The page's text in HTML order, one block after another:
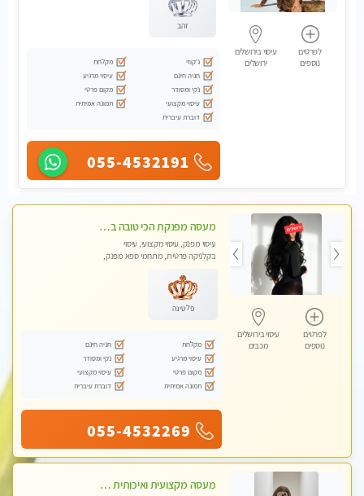
לפרטים
נוספים
עיסוי בירושלים
ירושלים
זהב
ג'קוזי
מקלחת
חניה חינם
עיסוי מרגיע
נקי ומסודר
מקום פרטי
עיסוי מקצועי
תמונה אמיתית
דוברת עיברית
055-4532191
לפרטים
נוספים
עיסוי בירושלים
מכבים
מעסה מפנקת הכי טובה בעיר במרכז העיר כל סוגי העיסויים מעסה מקצועית ואיכותית פרטי!!!מומלץ לחלוטין!!
עיסוי מפנק, עיסוי מקצועי, עיסוי
בקלניקה פרטית, מתחמי ספא מפנק,
פלטינה
מקלחת
חניה חינם
עיסוי מרגיע
נקי ומסודר
מקום פרטי
עיסוי מקצועי
תמונה אמיתית
דוברת עיברית
055-4532269
מעסה מקצועית ואיכותית לעיסוי מפנק ומקצועי VIP-מומלץ לחלוטין! פרטי! ​​​​​​ללא מין!! Highly recommended